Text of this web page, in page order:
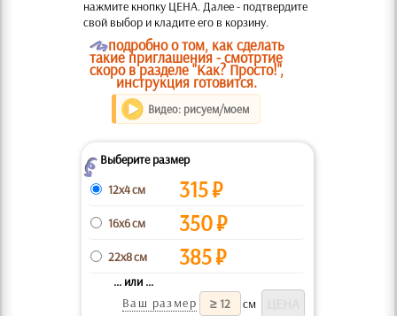
нажмите кнопку ЦЕНА. Далее - подтвердите
свой выбор и кладите его в корзину.
Oподробно о том, как сделать
такие приглашения - смотртие
скоро в разделе "Как? Просто!",
инструкция готовится.
Видео: рисуем/моем
ZВыберите размер
12x4 см
315₽
16x6 см 350₽
22x8 см 385₽
... или ...
Ваш размер
см